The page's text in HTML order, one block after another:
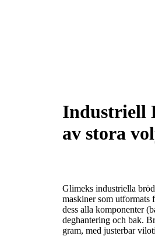
Industriell
av stora
Glimeks industriella
maskiner som
dess alla komponenter
deghantering och bak.
gram, med justerbar